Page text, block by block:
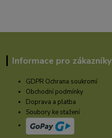
Informace pro zákazníky
GDPR Ochrana soukromí
Obchodní podmínky
Doprava a platba
Soubory ke stažení